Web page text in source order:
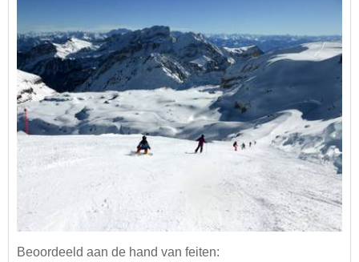
Beoordeeld aan de hand van feiten: